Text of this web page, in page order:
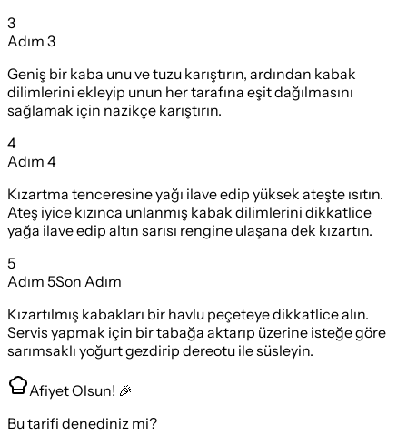
3
Adım 3
Geniş bir kaba unu ve tuzu karıştırın, ardından kabak
dilimlerini ekleyip unun her tarafına eşit dağılmasını
sağlamak için nazikçe karıştırın.
4
Adım 4
Kızartma tenceresine yağı ilave edip yüksek ateşte ısıtın.
Ateş iyice kızınca unlanmış kabak dilimlerini dikkatlice
yağa ilave edip altın sarısı rengine ulaşana dek kızartın.
5
Adım 5Son Adım
Kızartılmış kabakları bir havlu peçeteye dikkatlice alın.
Servis yapmak için bir tabağa aktarıp üzerine isteğe göre
sarımsaklı yoğurt gezdirip dereotu ile süsleyin.
Afiyet Olsun! 🎉
Bu tarifi denediniz mi?